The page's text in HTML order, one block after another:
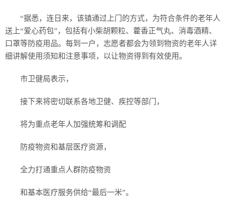
“据悉，连日来，该镇通过上门的方式，为符合条件的老年人
送上“爱心药包”，包括有小柴胡颗粒、藿香正气丸、消毒酒精、
口罩等防疫用品。每到一户，志愿者都会为领到物资的老年人详
细讲解使用须知和注意事项，以让物资得到有效使用。
市卫健局表示，
接下来将密切联系各地卫健、疾控等部门，
将为重点老年人加强统筹和调配
防疫物资和基层医疗资源，
全力打通重点人群防疫物资
和基本医疗服务供给“最后一米”。